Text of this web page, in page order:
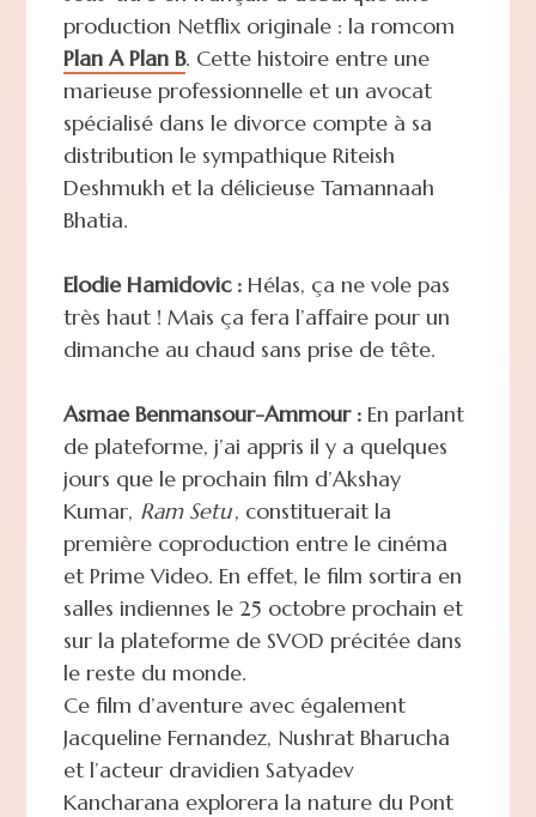
production Netflix originale : la romcom
Plan A Plan B. Cette histoire entre une
marieuse professionnelle et un avocat
spécialisé dans le divorce compte à sa
distribution le sympathique Riteish
Deshmukh et la délicieuse Tamannaah
Bhatia.
Elodie Hamidovic :Hélas, ça ne vole pas
très haut ! Mais ça fera l’affaire pour un
dimanche au chaud sans prise de tête.
Asmae Benmansour-Ammour :En parlant
de plateforme, j’ai appris il y a quelques
jours que le prochain film d’Akshay
Kumar, Ram Setu, constituerait la
première coproduction entre le cinéma
et Prime Video. En effet, le film sortira en
salles indiennes le 25 octobre prochain et
sur la plateforme de SVOD précitée dans
le reste du monde.
Ce film d’aventure avec également
Jacqueline Fernandez, Nushrat Bharucha
et l’acteur dravidien Satyadev
Kancharana explorera la nature du Pont